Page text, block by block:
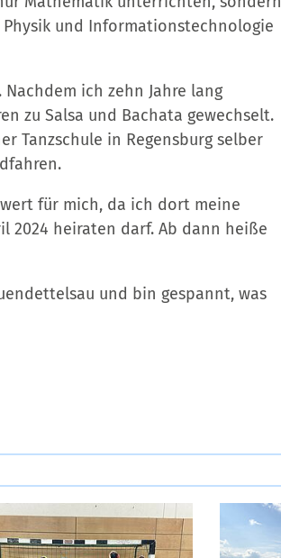
und Informationstechnologie
ich zehn Jahre lang
zu Salsa und Bachata gewechselt.
Tanzschule in Regensburg selber
für mich, da ich dort meine
2024 heiraten darf. Ab dann heiße
und bin gespannt, was